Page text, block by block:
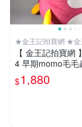
★金王記拍寶網 ★金
拍寶趣
【 金王記拍寶網
4 早期momo毛毛
$1,880